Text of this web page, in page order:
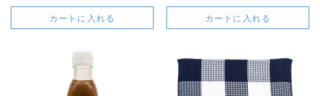
カートに入れる カートに入れる